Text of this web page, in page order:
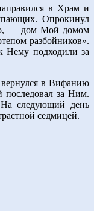
в Храм и
Опрокинул
— дом Мой домом
разбойников».
Нему подходили за
в Вифанию
последовал за Ним.
следующий день
седмицей.